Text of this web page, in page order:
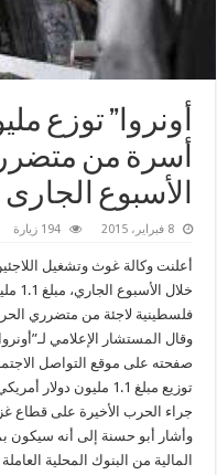
أسرة من
الأسبوع الجارى
8 فبراير، 2015 194 زيارة
أعلنت وكالة غوث وتشغيل
فلسطينية لاجئة من متضرري
وقال المستشار الإعلامي
صفحته على موقع التواصل
جراء الحرب الأخيرة على قطاع
وأشار أبو حسنة إلى أنه سيكون
المالية من البنوك المحلية